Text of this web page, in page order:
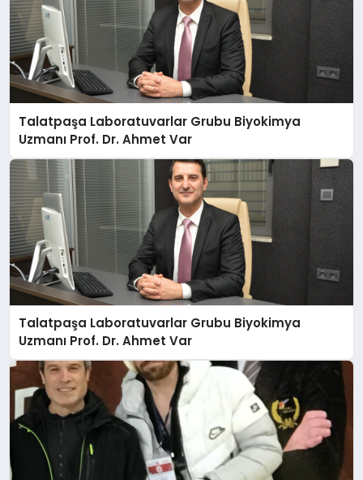
Talatpaşa Laboratuvarlar Grubu Biyokimya
Uzmanı Prof. Dr. Ahmet Var
Talatpaşa Laboratuvarlar Grubu Biyokimya
Uzmanı Prof. Dr. Ahmet Var